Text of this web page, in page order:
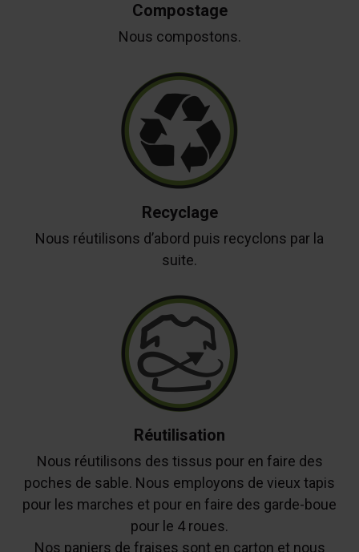
Compostage
Nous compostons.
Recyclage
Nous réutilisons d’abord puis recyclons par la
suite.
Réutilisation
Nous réutilisons des tissus pour en faire des
poches de sable. Nous employons de vieux tapis
pour les marches et pour en faire des garde-boue
pour le 4 roues.
Nos paniers de fraises sont en carton et nous